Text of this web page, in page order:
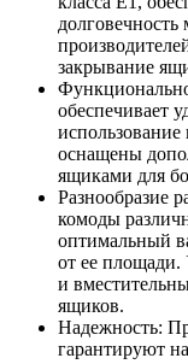
закрывание
обеспечивает
оснащены
ящиками для
Разнообразие
комоды
оптимальный
от ее площади.
и
ящиков.
Надежность:
гарантируют